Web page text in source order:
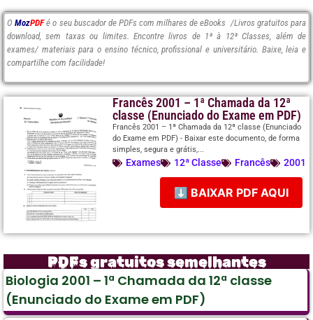
OMozPDF é o seu buscador de PDFs com milhares de eBooks /Livros gratuitos para
download, sem taxas ou limites. Encontre livros de 1ª à 12ª Classes, além de
exames/ materiais para o ensino técnico, profissional e universitário. Baixe, leia e
compartilhe com facilidade!
Francês 2001 – 1ª Chamada da 12ª
classe (Enunciado do Exame em PDF)
Francês 2001 – 1ª Chamada da 12ª classe (Enunciado
do Exame em PDF) - Baixar este documento, de forma
simples, segura e grátis,...
Exames 12ª Classe Francês 2001
⬇ BAIXAR PDF AQUI
PDFs gratuitos semelhantes
Biologia 2001 – 1ª Chamada da 12ª classe
(Enunciado do Exame em PDF)